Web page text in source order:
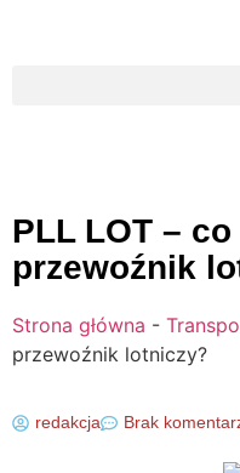
PLL LOT –
przewoźnik
Strona główna -
przewoźnik lotniczy?
redakcja Brak